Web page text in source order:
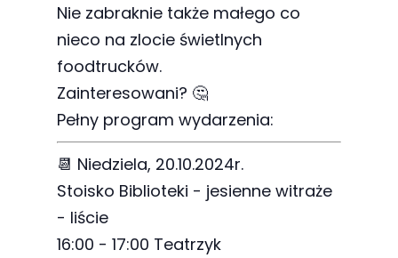
Nie zabraknie także małego co
nieco na zlocie świetlnych
foodtrucków.
Zainteresowani? 🤔
Pełny program wydarzenia:
📆 Niedziela, 20.10.2024r.
Stoisko Biblioteki - jesienne witraże
- liście
16:00 - 17:00 Teatrzyk
Marketing
Udostępniając
swoje
zainteresowania i
zachowania
podczas
odwiedzania naszej
strony, zwiększasz
szansę na